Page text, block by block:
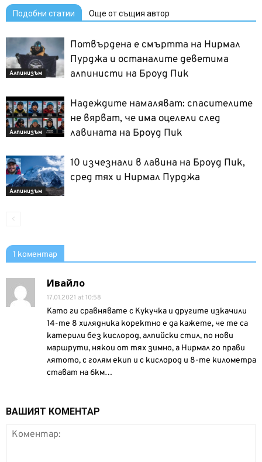
Подобни статии Още от същия автор
Алпинизъм
Потвърдена е смъртта на Нирмал
Пурджа и останалите деветима
алпинисти на Броуд Пик
Алпинизъм
Надеждите намаляват: спасителите
не вярват, че има оцелели след
лавината на Броуд Пик
Алпинизъм
10 изчезнали в лавина на Броуд Пик,
сред тях и Нирмал Пурджа
1 коментар
Ивайло
17.01.2021 at 10:58
Като ги сравнявате с Кукучка и другите изкачили
14-те 8 хилядника коректно е да кажете, че те са
катерили без кислород, алпийски стил, по нови
маршрути, някои от тях зимно, а Нирмал го прави
лятото, с голям екип и с кислород и 8-те километра
стават на 6км…
ВАШИЯТ КОМЕНТАР